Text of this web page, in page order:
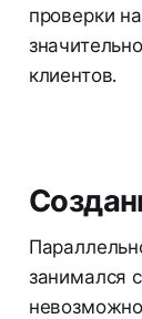
проверки
клиентов.
занимался